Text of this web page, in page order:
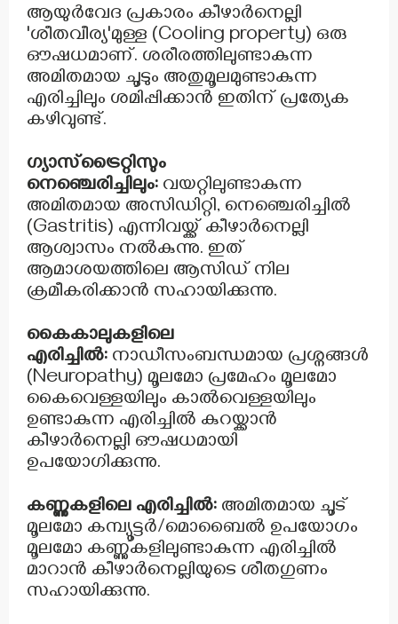
ആയുർവേദ പ്രകാരം കീഴാർനെല്ലി
'ശീതവീര്യ'മുള്ള (Cooling property) ഒരു
ഔഷധമാണ്. ശരീരത്തിലുണ്ടാകുന്ന
അമിതമായ ചൂടും അതുമൂലമുണ്ടാകുന്ന
എരിച്ചിലും ശമിപ്പിക്കാൻ ഇതിന് പ്രത്യേക
കഴിവുണ്ട്.
ഗ്യാസ്ട്രൈറ്റിസും
നെഞ്ചെരിച്ചിലും: വയറ്റിലുണ്ടാകുന്ന
അമിതമായ അസിഡിറ്റി, നെഞ്ചെരിച്ചിൽ
(Gastritis) എന്നിവയ്ക്ക് കീഴാർനെല്ലി
ആശ്വാസം നൽകുന്നു. ഇത്
ആമാശയത്തിലെ ആസിഡ് നില
ക്രമീകരിക്കാൻ സഹായിക്കുന്നു.
കൈകാലുകളിലെ
എരിച്ചിൽ: നാഡീസംബന്ധമായ പ്രശ്നങ്ങൾ
(Neuropathy) മൂലമോ പ്രമേഹം മൂലമോ
കൈവെള്ളയിലും കാൽവെള്ളയിലും
ഉണ്ടാകുന്ന എരിച്ചിൽ കുറയ്ക്കാൻ
കീഴാർനെല്ലി ഔഷധമായി
ഉപയോഗിക്കുന്നു.
കണ്ണുകളിലെ എരിച്ചിൽ: അമിതമായ ചൂട്
മൂലമോ കമ്പ്യൂട്ടർ/മൊബൈൽ ഉപയോഗം
മൂലമോ കണ്ണുകളിലുണ്ടാകുന്ന എരിച്ചിൽ
മാറാൻ കീഴാർനെല്ലിയുടെ ശീതഗുണം
സഹായിക്കുന്നു.